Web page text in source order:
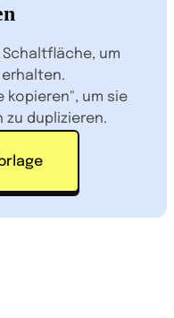
Schaltfläche, um
erhalten.
kopieren", um sie
zu duplizieren.